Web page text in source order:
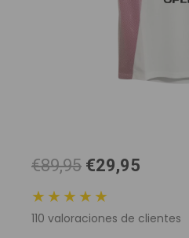
€89,95 El
original
era:
€29,95
es:
★★★★★
110 valoraciones de clientes